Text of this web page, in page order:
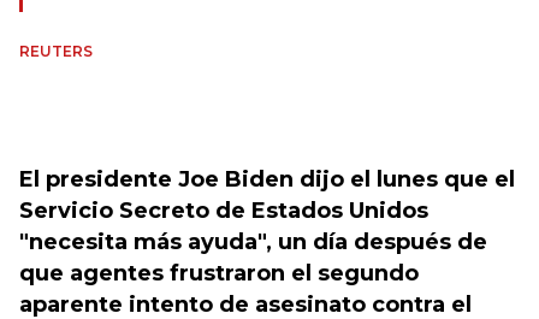
REUTERS
El presidente Joe Biden dijo el lunes que el
Servicio Secreto de Estados Unidos
"necesita más ayuda", un día después de
que agentes frustraron el segundo
aparente intento de asesinato contra el